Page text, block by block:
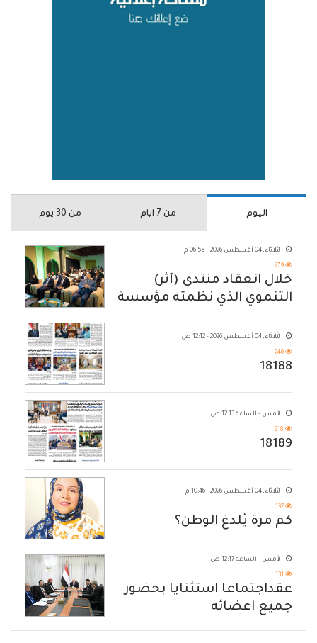
اليوم من 7 ايام من 30 يوم
الثلاثاء, 04 أغسطس 2026 - 06:58 م
279
خلال انعقاد منتدى (أثر)
التنموي الذي نظمته مؤسسة
حضرموت
الثلاثاء, 04 أغسطس 2026 - 12:12 ص
246
18188
الأمس - الساعة 12:13 ص
218
18189
الثلاثاء, 04 أغسطس 2026 - 10:46 م
137
كم مرة يُلدغ الوطن؟
الأمس - الساعة 12:17 ص
131
عقداجتماعا استثنايا بحضور
جميع اعضائه